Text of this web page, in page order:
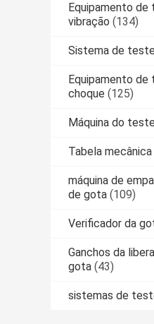
Equipamento
vibração (134)
Sistema de
Equipamento
choque (125)
Máquina do
Tabela
máquina de
de gota (109)
Verificador da
Ganchos da
gota (43)
sistemas de